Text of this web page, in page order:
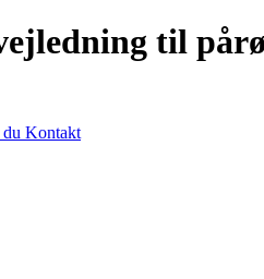
til
du Kontakt